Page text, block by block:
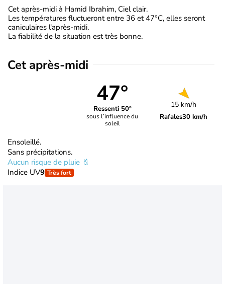
Cet après-midi à Hamid Ibrahim, Ciel clair.
Les températures fluctueront entre 36 et 47°C, elles seront
caniculaires l'après-midi.
La fiabilité de la situation est très bonne.
Cet après-midi
47°
Ressenti 50°
sous l’influence du
soleil
15 km/h
Rafales30 km/h
Ensoleillé.
Sans précipitations.
Aucun risque de pluie
Indice UV9 Très fort